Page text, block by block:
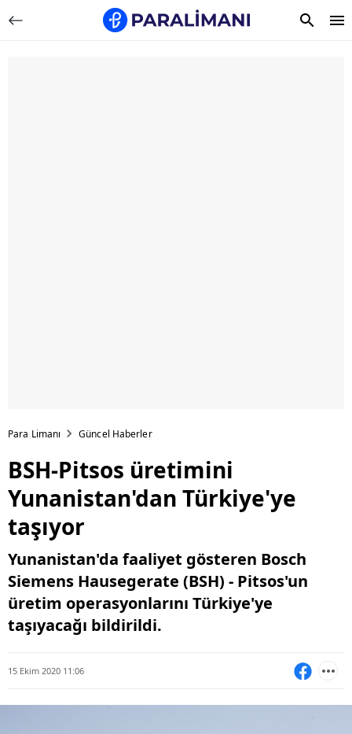
Para Limanı Güncel Haberler
BSH-Pitsos üretimini
Yunanistan'dan Türkiye'ye
taşıyor
Yunanistan'da faaliyet gösteren Bosch
Siemens Hausegerate (BSH) - Pitsos'un
üretim operasyonlarını Türkiye'ye
taşıyacağı bildirildi.
15 Ekim 2020 11:06